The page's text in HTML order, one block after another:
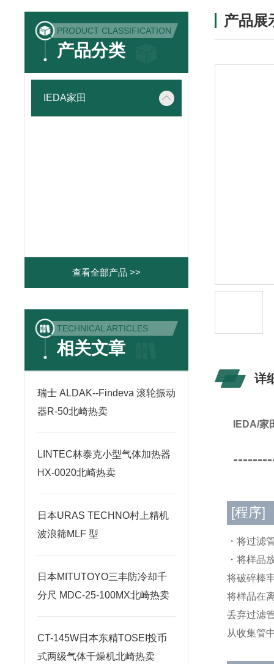
PRODUCT CLASSIFICATION
产品分类
IEDA家田
查看全部产品 >>
TECHNICAL ARTICLES
相关文章
瑞士 ALDAK--Findeva 滚轮振动
器R-50北崎热卖
LINTEC林泰克小型气体加热器
HX-0020北崎热卖
日本URAS TECHNO村上精机
波浪筛MLF 型
日本MITUTOYO三丰防冷却千
分尺 MDC-25-100MX北崎热卖
CT-145W日本东精TOSEI投币
式两级气体干燥机北崎热卖
产品展
详
IEDA/家
[程序]
・将过滤
・将样品
将破碎棒
将样品在
丢弃过滤
从收集管